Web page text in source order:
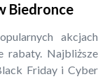
Biedronce
akcjach
rabaty. Najbliższe
Friday i Cyber